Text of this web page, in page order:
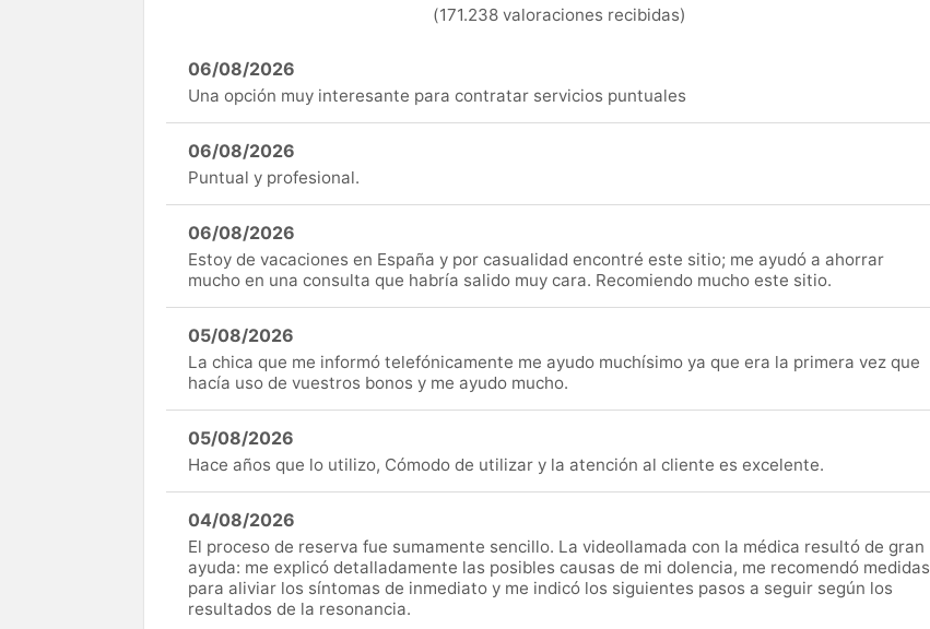
(171.238 valoraciones recibidas)
06/08/2026
Una opción muy interesante para contratar servicios puntuales
06/08/2026
Puntual y profesional.
06/08/2026
Estoy de vacaciones en España y por casualidad encontré este sitio; me ayudó a ahorrar
mucho en una consulta que habría salido muy cara. Recomiendo mucho este sitio.
05/08/2026
La chica que me informó telefónicamente me ayudo muchísimo ya que era la primera vez que
hacía uso de vuestros bonos y me ayudo mucho.
05/08/2026
Hace años que lo utilizo, Cómodo de utilizar y la atención al cliente es excelente.
04/08/2026
El proceso de reserva fue sumamente sencillo. La videollamada con la médica resultó de gran
ayuda: me explicó detalladamente las posibles causas de mi dolencia, me recomendó medidas
para aliviar los síntomas de inmediato y me indicó los siguientes pasos a seguir según los
resultados de la resonancia.